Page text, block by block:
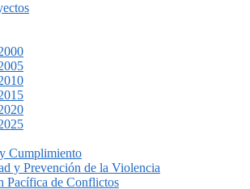
Cumplimiento
y Prevención de la Violencia
Pacífica de Conflictos